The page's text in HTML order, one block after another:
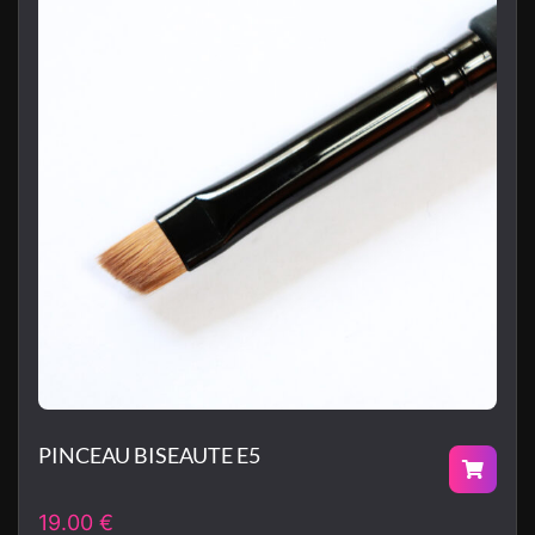
PINCEAU BISEAUTE E5
19.00 €